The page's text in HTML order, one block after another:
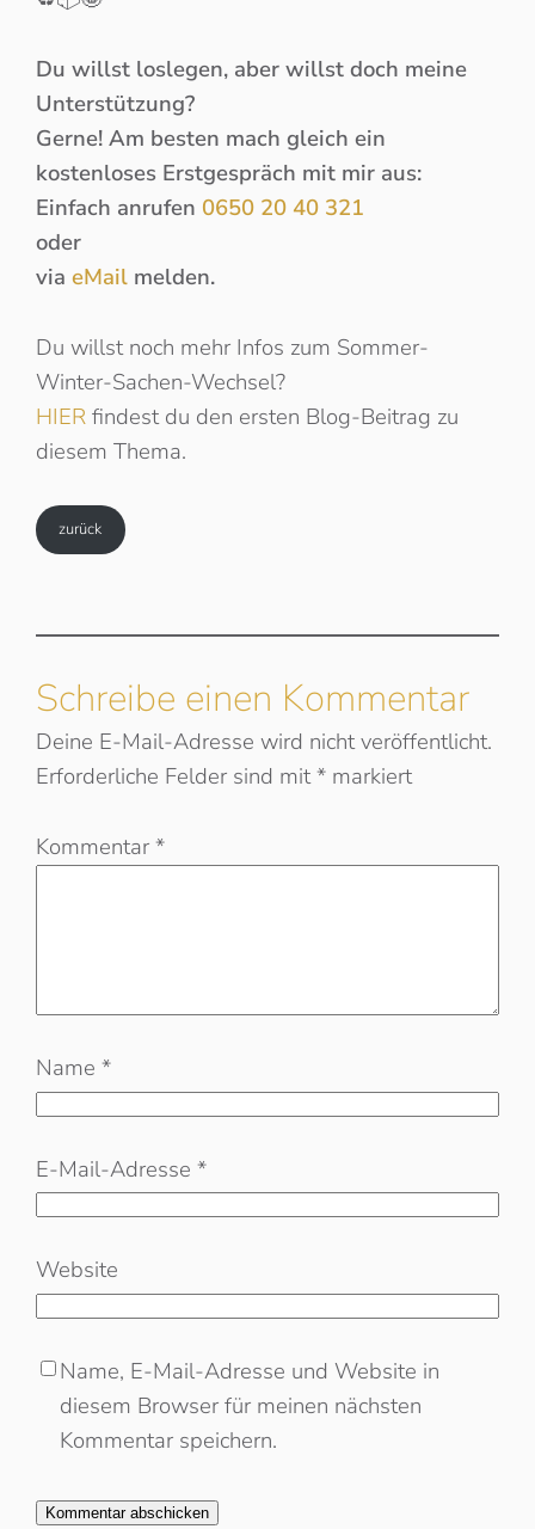
Du willst loslegen, aber willst doch meine
Unterstützung?
Gerne! Am besten mach gleich ein
kostenloses Erstgespräch mit mir aus:
Einfach anrufen 0650 20 40 321
oder
via eMail melden.
Du willst noch mehr Infos zum Sommer-
Winter-Sachen-Wechsel?
HIERfindest du den ersten Blog-Beitrag zu
diesem Thema.
zurück
Schreibe einen Kommentar
Deine E-Mail-Adresse wird nicht veröffentlicht.
Erforderliche Felder sind mit* markiert
Kommentar*
Name *
E-Mail-Adresse *
Website
Name, E-Mail-Adresse und Website in
diesem Browser für meinen nächsten
Kommentar speichern.